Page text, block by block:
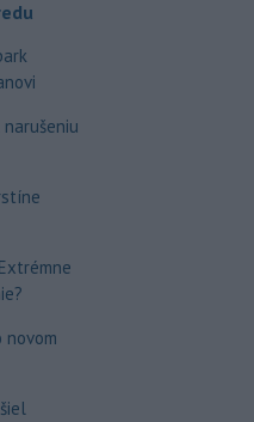
narušeniu
novom